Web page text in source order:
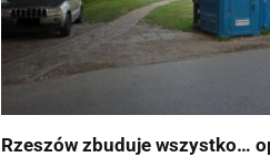
Rzeszów zbuduje wszystko…